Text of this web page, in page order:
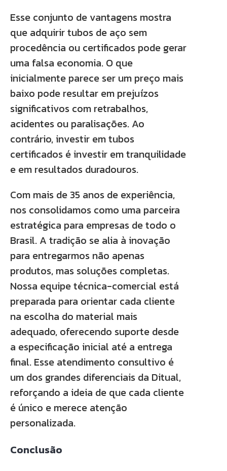
Esse conjunto de vantagens mostra
que adquirir tubos de aço sem
procedência ou certificados pode gerar
uma falsa economia. O que
inicialmente parece ser um preço mais
baixo pode resultar em prejuízos
significativos com retrabalhos,
acidentes ou paralisações. Ao
contrário, investir em tubos
certificados é investir em tranquilidade
e em resultados duradouros.
Com mais de 35 anos de experiência,
nos consolidamos como uma parceira
estratégica para empresas de todo o
Brasil. A tradição se alia à inovação
para entregarmos não apenas
produtos, mas soluções completas.
Nossa equipe técnica-comercial está
preparada para orientar cada cliente
na escolha do material mais
adequado, oferecendo suporte desde
a especificação inicial até a entrega
final. Esse atendimento consultivo é
um dos grandes diferenciais da Ditual,
reforçando a ideia de que cada cliente
é único e merece atenção
personalizada.
Conclusão